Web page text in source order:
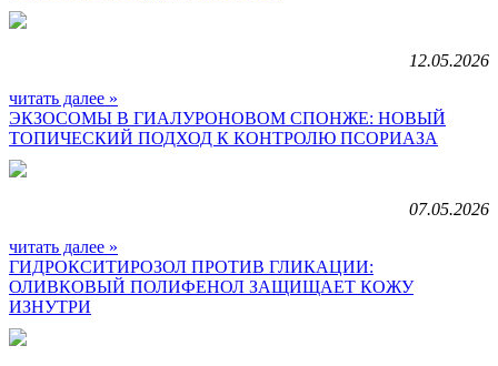
12.05.2026
читать далее »
ЭКЗОСОМЫ В ГИАЛУРОНОВОМ СПОНЖЕ: НОВЫЙ
ТОПИЧЕСКИЙ ПОДХОД К КОНТРОЛЮ ПСОРИАЗА
07.05.2026
читать далее »
ГИДРОКСИТИРОЗОЛ ПРОТИВ ГЛИКАЦИИ:
ОЛИВКОВЫЙ ПОЛИФЕНОЛ ЗАЩИЩАЕТ КОЖУ
ИЗНУТРИ